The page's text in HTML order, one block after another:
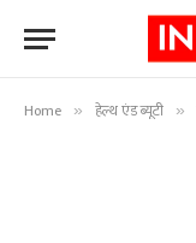
Home » हेल्थ एंड ब्यूटी »